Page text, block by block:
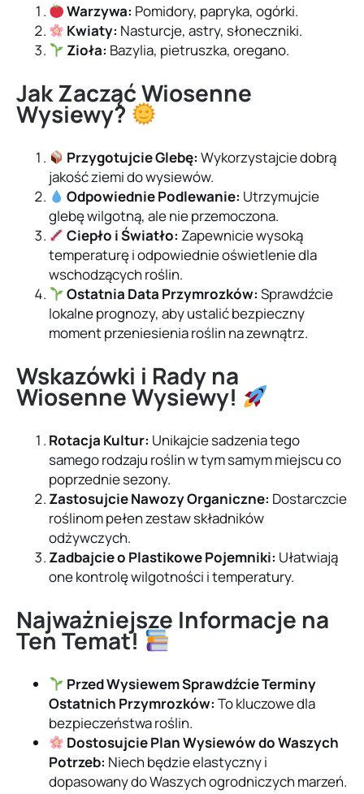
Warzywa: Pomidory, papryka, ogórki.
Kwiaty: Nasturcje, astry, słoneczniki.
Zioła: Bazylia, pietruszka, oregano.
Jak Zacząć Wiosenne
Wysiewy?
Przygotujcie Glebę: Wykorzystajcie dobrą
jakość ziemi do wysiewów.
Odpowiednie Podlewanie: Utrzymujcie
glebę wilgotną, ale nie przemoczona.
Ciepło i Światło: Zapewnicie wysoką
temperaturę i odpowiednie oświetlenie dla
wschodzących roślin.
Ostatnia Data Przymrozków: Sprawdźcie
lokalne prognozy, aby ustalić bezpieczny
moment przeniesienia roślin na zewnątrz.
Wskazówki i Rady na
Wiosenne Wysiewy!
Rotacja Kultur: Unikajcie sadzenia tego
samego rodzaju roślin w tym samym miejscu co
poprzednie sezony.
Zastosujcie Nawozy Organiczne: Dostarczcie
roślinom pełen zestaw składników
odżywczych.
Zadbajcie o Plastikowe Pojemniki: Ułatwiają
one kontrolę wilgotności i temperatury.
Najważniejsze Informacje na
Ten Temat!
Przed Wysiewem Sprawdźcie Terminy
Ostatnich Przymrozków: To kluczowe dla
bezpieczeństwa roślin.
Dostosujcie Plan Wysiewów do Waszych
Potrzeb: Niech będzie elastyczny i
dopasowany do Waszych ogrodniczych marzeń.